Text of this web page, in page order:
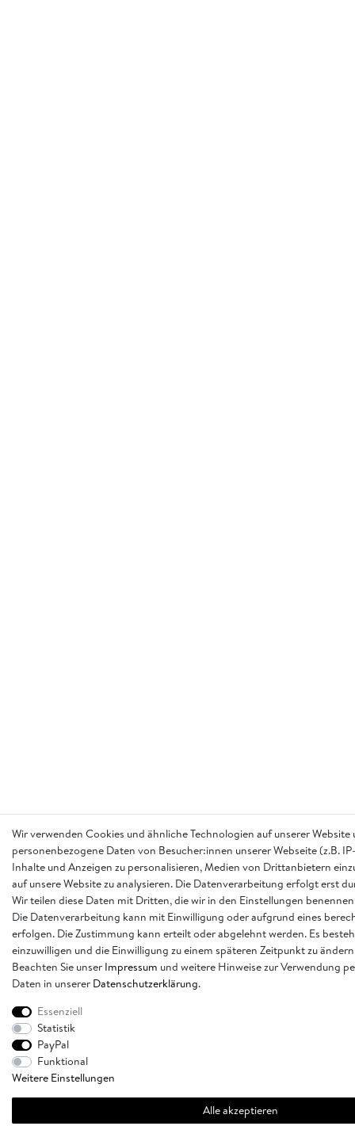
Wir verwenden Cookies und ähnliche Technologien auf unserer
personenbezogene Daten von Besucher:innen unserer Webseite (z.B.
Inhalte und Anzeigen zu personalisieren, Medien von Drittanbietern
auf unsere Website zu analysieren. Die Datenverarbeitung erfolgt erst
Wir teilen diese Daten mit Dritten, die wir in den Einstellungen
Die Datenverarbeitung kann mit Einwilligung oder aufgrund eines
erfolgen. Die Zustimmung kann erteilt oder abgelehnt werden. Es
einzuwilligen und die Einwilligung zu einem späteren Zeitpunkt zu
Beachten Sie unser Impressum und weitere Hinweise zur Verwendung
Daten in unserer Daten­schutz­erklärung.
Essenziell
Statistik
PayPal
Funktional
Weitere Einstellungen
Alle akzeptieren